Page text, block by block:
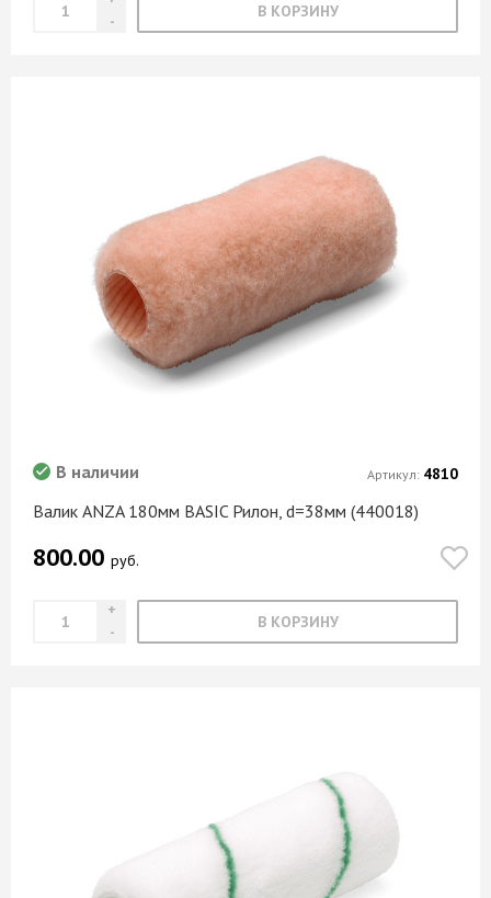
В КОРЗИНУ
Валик ANZA 180мм BASIC Рилон, d=38мм (440018)
В наличии
800.00 руб.
В КОРЗИНУ
Артикул: 4810